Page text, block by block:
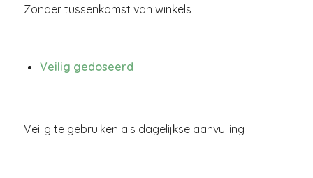
Zonder tussenkomst van winkels
Veilig gedoseerd
Veilig te gebruiken als dagelijkse aanvulling